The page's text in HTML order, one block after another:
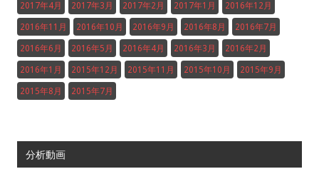
2017年4月 2017年3月 2017年2月 2017年1月 2016年12月
2016年11月 2016年10月 2016年9月 2016年8月 2016年7月
2016年6月 2016年5月 2016年4月 2016年3月 2016年2月
2016年1月 2015年12月 2015年11月 2015年10月 2015年9月
2015年8月 2015年7月
分析動画